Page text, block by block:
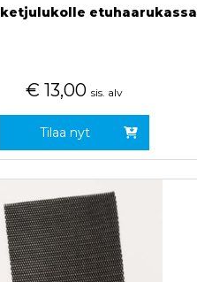
etuhaarukassa
€ 13,00 sis. alv
Tilaa nyt